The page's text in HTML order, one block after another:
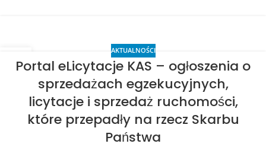
22
LIP
AKTUALNOŚCI
Portal eLicytacje KAS – ogłoszenia o
sprzedażach egzekucyjnych,
licytacje i sprzedaż ruchomości,
które przepadły na rzecz Skarbu
Państwa